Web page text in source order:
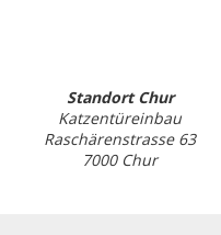
Standort Chur
Katzentüreinbau
Raschärenstrasse 63
7000 Chur